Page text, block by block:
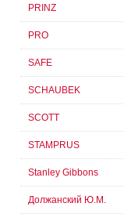
PRINZ
PRO
SAFE
SCHAUBEK
SCOTT
STAMPRUS
Stanley Gibbons
Должанский Ю.М.